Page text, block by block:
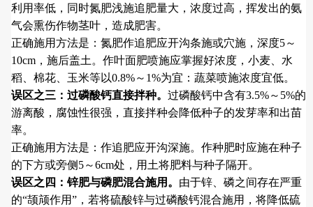
利用率低，同时氮肥浅施追肥量大，浓度过高，挥发出的氨
气会熏伤作物茎叶，造成肥害。
正确施用方法是：氮肥作追肥应开沟条施或穴施，深度5～
10cm，施后盖土。作叶面肥喷施应掌握好浓度，小麦、水
稻、棉花、玉米等以0.8%～1%为宜：蔬菜喷施浓度宜低。
误区之三：过磷酸钙直接拌种。 过磷酸钙中含有3.5%～5%的
游离酸，腐蚀性很强，直接拌种会降低种子的发芽率和出苗
率。
正确施用方法是：作追肥应开沟深施。作种肥时应施在种子
的下方或旁侧5～6cm处，用土将肥料与种子隔开。
误区之四：锌肥与磷肥混合施用。 由于锌、磷之间存在严重
的“颉颃作用”，若将硫酸锌与过磷酸钙混合施用，将降低硫